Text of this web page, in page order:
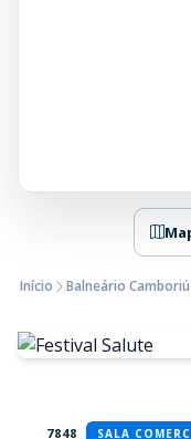
Início Balneário Camboriú
7848 SALA